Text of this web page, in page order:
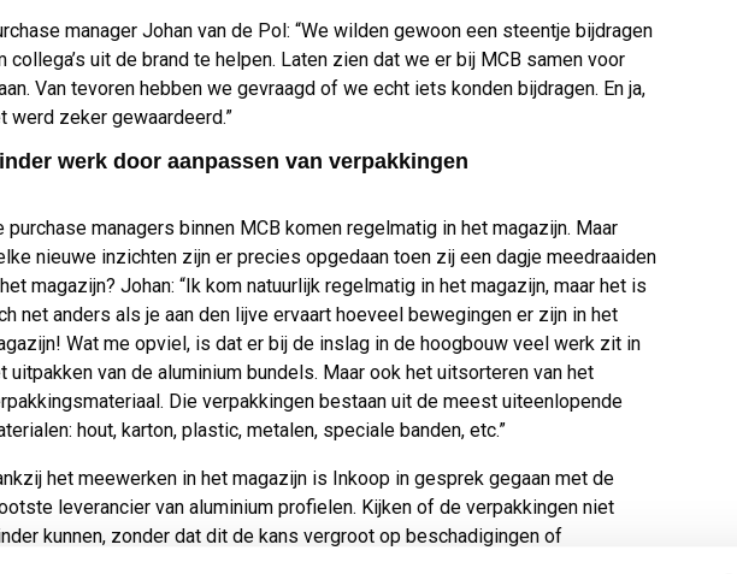
manager Johan van de Pol: “We wilden gewoon een steentje bijdragen
collega’s uit de brand te helpen. Laten zien dat we er bij MCB samen voor
Van tevoren hebben we gevraagd of we echt iets konden bijdragen. En ja,
werd zeker gewaardeerd.”
werk door aanpassen van verpakkingen
purchase managers binnen MCB komen regelmatig in het magazijn. Maar
nieuwe inzichten zijn er precies opgedaan toen zij een dagje meedraaiden
magazijn? Johan: “Ik kom natuurlijk regelmatig in het magazijn, maar het is
net anders als je aan den lijve ervaart hoeveel bewegingen er zijn in het
Wat me opviel, is dat er bij de inslag in de hoogbouw veel werk zit in
uitpakken van de aluminium bundels. Maar ook het uitsorteren van het
Die verpakkingen bestaan uit de meest uiteenlopende
hout, karton, plastic, metalen, speciale banden, etc.”
het meewerken in het magazijn is Inkoop in gesprek gegaan met de
leverancier van aluminium profielen. Kijken of de verpakkingen niet
kunnen, zonder dat dit de kans vergroot op beschadigingen of